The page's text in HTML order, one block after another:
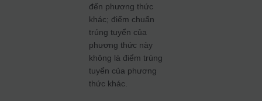
đến phương thức
khác; điểm chuẩn
trúng tuyển của
phương thức này
không là điểm trúng
tuyển của phương
thức khác.